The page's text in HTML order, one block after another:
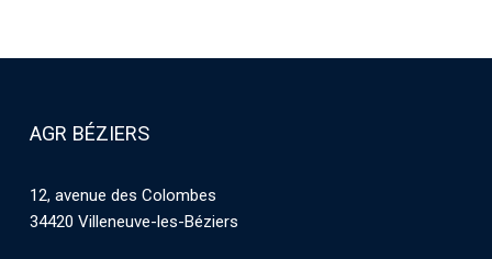
AGR BÉZIERS
12, avenue des Colombes
34420 Villeneuve-les-Béziers